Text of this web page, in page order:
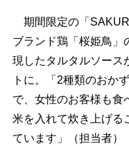
期間限定の「
ブランド鶏「桜姫鳥」
現したタルタルソース
トに。「2種類のおか
で、女性のお客様も食
米を入れて炊き上げる
ています」（担当者）